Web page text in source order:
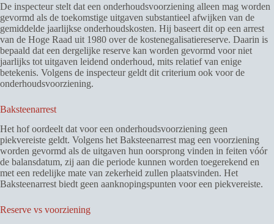
De inspecteur stelt dat een onderhoudsvoorziening alleen mag worden
gevormd als de toekomstige uitgaven substantieel afwijken van de
gemiddelde jaarlijkse onderhoudskosten. Hij baseert dit op een arrest
van de Hoge Raad uit 1980 over de kostenegalisatiereserve. Daarin is
bepaald dat een dergelijke reserve kan worden gevormd voor niet
jaarlijks tot uitgaven leidend onderhoud, mits relatief van enige
betekenis. Volgens de inspecteur geldt dit criterium ook voor de
onderhoudsvoorziening.
Baksteenarrest
Het hof oordeelt dat voor een onderhoudsvoorziening geen
piekvereiste geldt. Volgens het Baksteenarrest mag een voorziening
worden gevormd als de uitgaven hun oorsprong vinden in feiten vóór
de balansdatum, zij aan die periode kunnen worden toegerekend en
met een redelijke mate van zekerheid zullen plaatsvinden. Het
Baksteenarrest biedt geen aanknopingspunten voor een piekvereiste.
Reserve vs voorziening